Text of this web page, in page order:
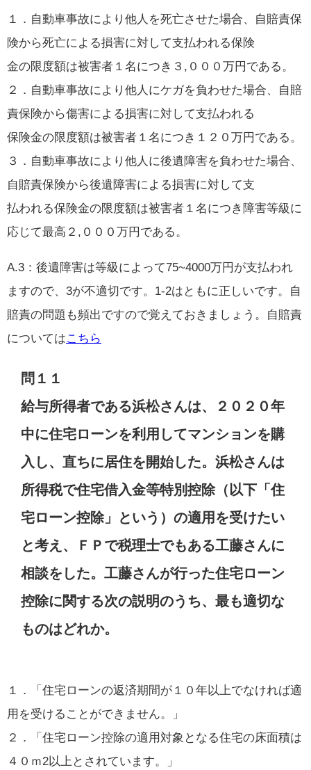
１．自動車事故により他人を死亡させた場合、自賠責保
険から死亡による損害に対して支払われる保険
金の限度額は被害者１名につき３,０００万円である。
２．自動車事故により他人にケガを負わせた場合、自賠
責保険から傷害による損害に対して支払われる
保険金の限度額は被害者１名につき１２０万円である。
３．自動車事故により他人に後遺障害を負わせた場合、
自賠責保険から後遺障害による損害に対して支
払われる保険金の限度額は被害者１名につき障害等級に
応じて最高２,０００万円である。
A.3：後遺障害は等級によって75~4000万円が支払われ
ますので、3が不適切です。1-2はともに正しいです。自
賠責の問題も頻出ですので覚えておきましょう。自賠責
については こちら
問１１
給与所得者である浜松さんは、２０２０年
中に住宅ローンを利用してマンションを購
入し、直ちに居住を開始した。浜松さんは
所得税で住宅借入金等特別控除（以下「住
宅ローン控除」という）の適用を受けたい
と考え、ＦＰで税理士でもある工藤さんに
相談をした。工藤さんが行った住宅ローン
控除に関する次の説明のうち、最も適切な
ものはどれか。
１．「住宅ローンの返済期間が１０年以上でなければ適
用を受けることができません。」
２．「住宅ローン控除の適用対象となる住宅の床面積は
４０ｍ2以上とされています。」